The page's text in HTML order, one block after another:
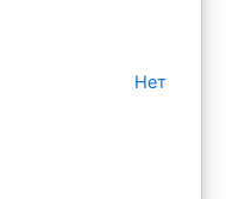
Нет